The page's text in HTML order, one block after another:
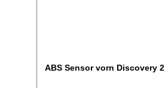
ABS Sensor vorn Discovery 2